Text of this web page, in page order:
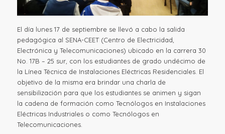
El día lunes 17 de septiembre se llevó a cabo la salida
pedagógica al SENA-CEET (Centro de Electricidad,
Electrónica y Telecomunicaciones) ubicado en la carrera 30
No. 17B – 25 sur, con los estudiantes de grado undécimo de
la Línea Técnica de Instalaciones Eléctricas Residenciales. El
objetivo de la misma era brindar una charla de
sensibilización para que los estudiantes se animen y sigan
la cadena de formación como Tecnólogos en Instalaciones
Eléctricas Industriales o como Tecnólogos en
Telecomunicaciones.